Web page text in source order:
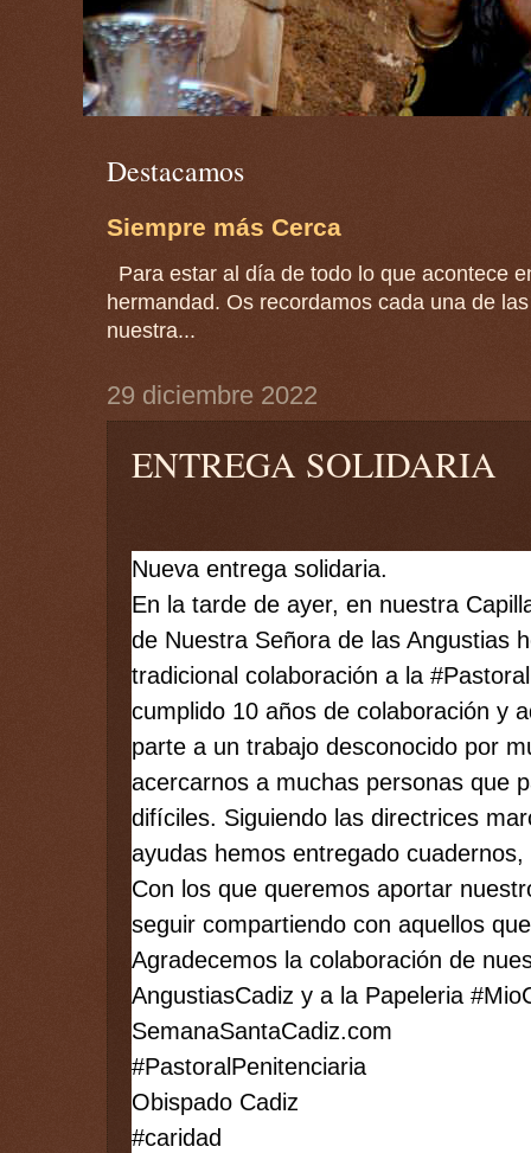
Destacamos
Siempre más Cerca
Para estar al día de todo lo que acontece
hermandad. Os recordamos cada una de
nuestra...
29 diciembre 2022
ENTREGA SOLIDARIA
Nueva entrega solidaria.
En la tarde de ayer, en nuestra
de Nuestra Señora de las Angustias
tradicional colaboración a la
cumplido 10 años de colaboración y
parte a un trabajo desconocido por
acercarnos a muchas personas que
difíciles. Siguiendo las directrices
ayudas hemos entregado
Con los que queremos aportar
seguir compartiendo con aquellos
AngustiasCadiz y a la Papeleria
SemanaSantaCadiz.com
#PastoralPenitenciaria
Obispado Cadiz
#caridad